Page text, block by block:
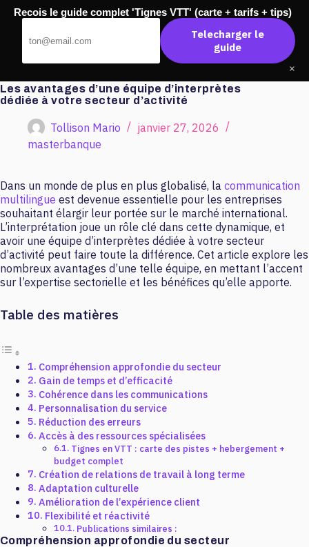
Passer
Les avantages d’une équipe d’interprètes
dédiée à votre secteur d’activité
Tollison Mario
janvier 27, 2026
masterbanque
Dans un monde de plus en plus globalisé, la communication
multilingue est devenue essentielle pour les entreprises
souhaitant élargir leur portée sur le marché international.
L’interprétation joue un rôle clé dans cette dynamique, et
avoir une équipe d’interprètes dédiée à votre secteur
d’activité peut faire toute la différence. Cet article explore les
nombreux avantages d’une telle équipe, en mettant l’accent
sur l’expertise sectorielle et les bénéfices qu’elle apporte.
Table des matières
Compréhension approfondie du secteur
Gain de temps et d’efficacité
Cohérence dans les communications
Personnalisation du service
Réduction des erreurs
Accès à des ressources spécialisées
Tignes en VTT : carte des pistes + hebergement +
budget complet
Création de relations de travail à long terme
Adaptation culturelle
Amélioration de l’expérience client
Flexibilité et réactivité
Publications similaires :
Compréhension approfondie du secteur
Recois le guide complet 'Tignes VTT' (carte + tarifs + tips)
Telecharger le
guide
×